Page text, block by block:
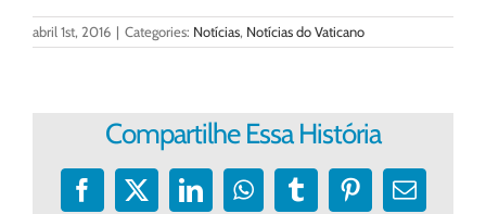
abril 1st, 2016 | Categories: Notícias, Notícias do Vaticano
Compartilhe Essa História
Facebook
X LinkedInWhatsApp
TumblrPinterest
E-